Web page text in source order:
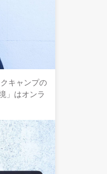
キャンプの
」はオンラ